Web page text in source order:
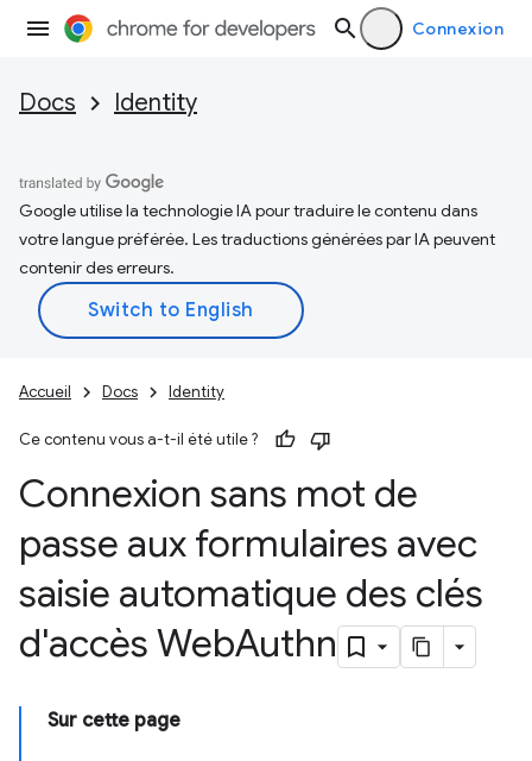
Connexion
Docs Identity
Google utilise la technologie IA pour traduire le contenu dans
votre langue préférée. Les traductions générées par IA peuvent
contenir des erreurs.
Accueil Docs Identity
Ce contenu vous a-t-il été utile ?
Connexion sans mot de
passe aux formulaires avec
saisie automatique des clés
d'accès WebAuthn
Sur cette page